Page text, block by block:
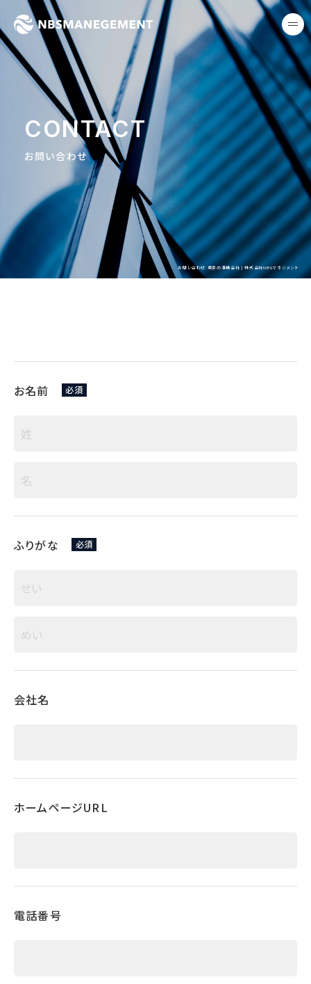
東京の清掃会社｜株式会社
お問い合わせ-東京の清掃会社｜株式会社NBSマネジメント
CONTACT
お問い合わせ
お名前 必須
ふりがな 必須
会社名
ホームページURL
電話番号